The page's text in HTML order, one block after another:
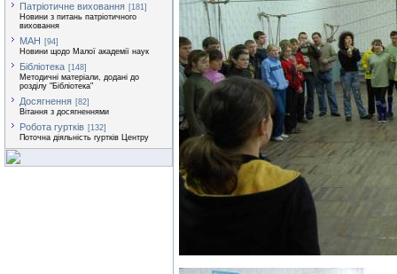
Патріотичне виховання [181]
Новини з питань патріотичного
виховання
МАН [94]
Новини щодо Малої академії наук
Бібліотека [148]
Методичні матеріали, додані до
розділу "Бібліотека"
Досягнення [82]
Вітання з досягненнями
Робота гуртків [132]
Поточна діяльність гуртків Центру